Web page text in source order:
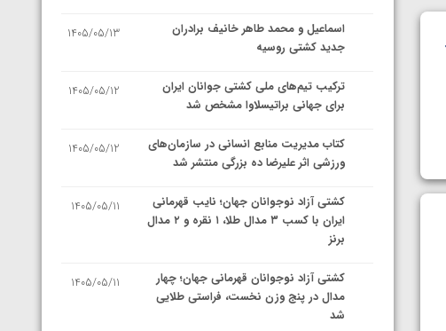
اسماعیل و محمد طاهر خانیف برادران
جدید کشتی روسیه
1405/05/13
ترکیب تیم‌های ملی کشتی جوانان ایران
برای جهانی براتیسلاوا مشخص شد
1405/05/12
کتاب مدیریت منابع انسانی در سازمان‌های
ورزشی اثر علیرضا ده بزرگی منتشر شد
1405/05/12
کشتی آزاد نوجوانان جهان؛ نایب قهرمانی
ایران با کسب ۳ مدال طلا، ۱ نقره و ۲ مدال
برنز
1405/05/11
کشتی آزاد نوجوانان قهرمانی جهان؛ چهار
مدال در پنج وزن نخست، فراستی طلایی
شد
1405/05/11